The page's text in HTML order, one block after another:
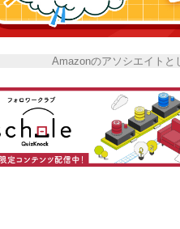
Amazonのアソシエイトと